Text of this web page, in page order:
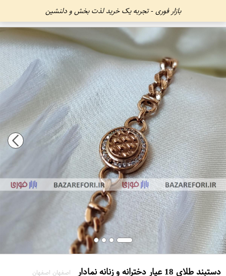
بازار فوری - تجربه یک خرید لذت بخش و دلنشین
دستبند طلای 18 عیار دخترانه و زنانه نمادار اصفهان اصفهان